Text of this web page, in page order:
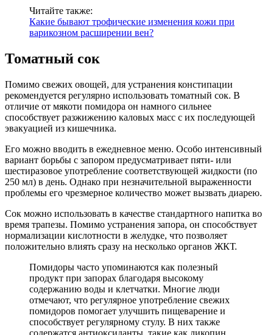
Читайте также:
Какие бывают трофические изменения кожи при
варикозном расширении вен?
Томатный сок
Помимо свежих овощей, для устранения констипации
рекомендуется регулярно использовать томатный сок. В
отличие от мякоти помидора он намного сильнее
способствует разжижению каловых масс с их последующей
эвакуацией из кишечника.
Его можно вводить в ежедневное меню. Особо интенсивный
вариант борьбы с запором предусматривает пяти- или
шестиразовое употребление соответствующей жидкости (по
250 мл) в день. Однако при незначительной выраженности
проблемы его чрезмерное количество может вызвать диарею.
Сок можно использовать в качестве стандартного напитка во
время трапезы. Помимо устранения запора, он способствует
нормализации кислотности в желудке, что позволяет
положительно влиять сразу на несколько органов ЖКТ.
Помидоры часто упоминаются как полезный
продукт при запорах благодаря высокому
содержанию воды и клетчатки. Многие люди
отмечают, что регулярное употребление свежих
помидоров помогает улучшить пищеварение и
способствует регулярному стулу. В них также